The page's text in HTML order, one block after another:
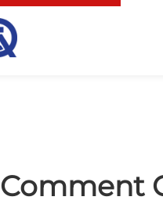
Comment